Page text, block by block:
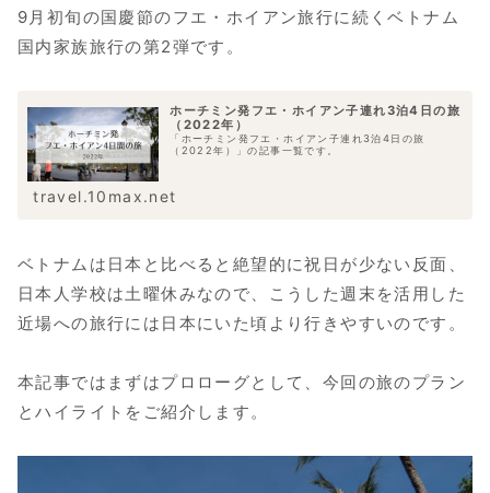
9月初旬の国慶節のフエ・ホイアン旅行に続くベトナム
国内家族旅行の第2弾です。
ホーチミン発フエ・ホイアン子連れ3泊4日の旅
（2022年）
「ホーチミン発フエ・ホイアン子連れ3泊4日の旅
（2022年）」の記事一覧です。
travel.10max.net
ベトナムは日本と比べると絶望的に祝日が少ない反面、
日本人学校は土曜休みなので、こうした週末を活用した
近場への旅行には日本にいた頃より行きやすいのです。
本記事ではまずはプロローグとして、今回の旅のプラン
とハイライトをご紹介します。